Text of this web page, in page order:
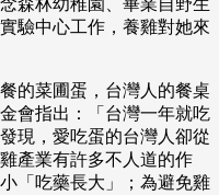
森林幼稚園、畢業自野生
驗中心工作，養雞對她來
的菜圃蛋，台灣人的餐桌
會指出：「台灣一年就吃
現，愛吃蛋的台灣人卻從
產業有許多不人道的作
「吃藥長大」；為避免雞